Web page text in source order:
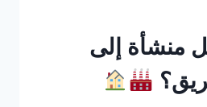
منشأة إلى